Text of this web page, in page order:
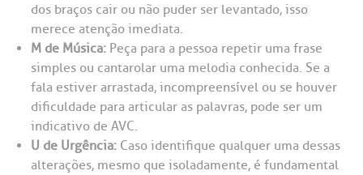
dos braços cair ou não puder ser levantado, isso
merece atenção imediata.
M de Música: Peça para a pessoa repetir uma frase
simples ou cantarolar uma melodia conhecida. Se a
fala estiver arrastada, incompreensível ou se houver
dificuldade para articular as palavras, pode ser um
indicativo de AVC.
U de Urgência: Caso identifique qualquer uma dessas
alterações, mesmo que isoladamente, é fundamental